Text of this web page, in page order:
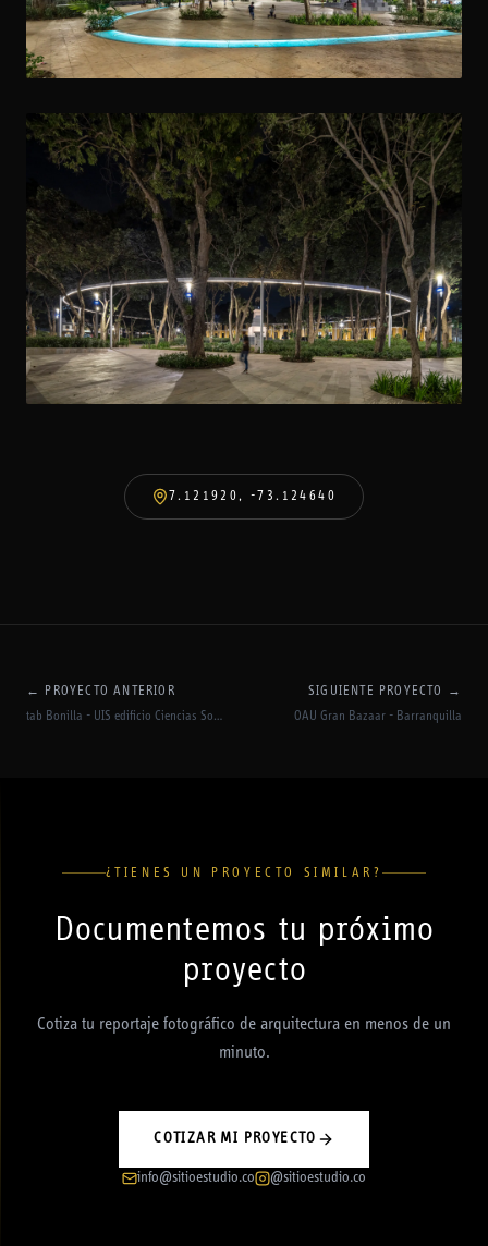
7.121920, -73.124640
←
PROYECTO ANTERIOR
tab Bonilla - UIS edificio Ciencias Sociales - Bucaramaga, Santander
SIGUIENTE PROYECTO
→
OAU Gran Bazaar - Barranquilla
¿TIENES UN PROYECTO SIMILAR?
Documentemos tu próximo
proyecto
Cotiza tu reportaje fotográfico de arquitectura en menos de un
minuto.
COTIZAR MI PROYECTO
info@sitioestudio.co @sitioestudio.co